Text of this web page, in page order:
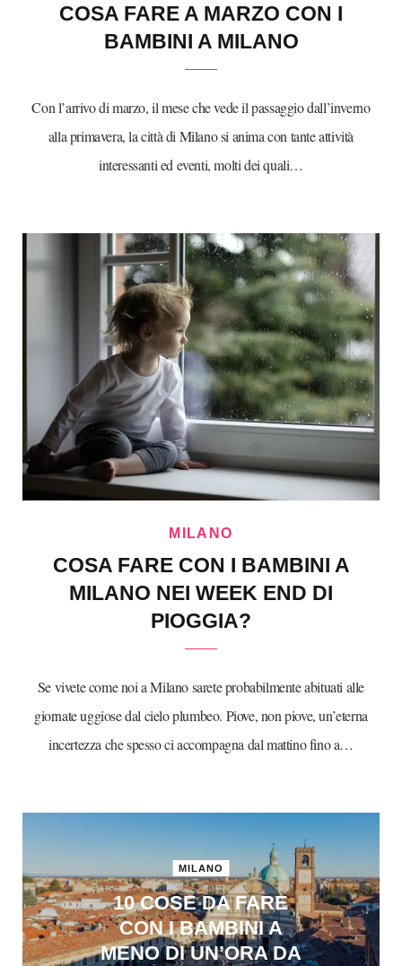
COSA FARE A MARZO CON I
BAMBINI A MILANO
Con l’arrivo di marzo, il mese che vede il passaggio dall’inverno
alla primavera, la città di Milano si anima con tante attività
interessanti ed eventi, molti dei quali…
MILANO
COSA FARE CON I BAMBINI A
MILANO NEI WEEK END DI
PIOGGIA?
Se vivete come noi a Milano sarete probabilmente abituati alle
giornate uggiose dal cielo plumbeo. Piove, non piove, un’eterna
incertezza che spesso ci accompagna dal mattino fino a…
MILANO
10 COSE DA FARE
CON I BAMBINI A
MENO DI UN’ORA DA